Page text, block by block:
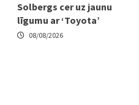
Solbergs cer uz jaunu
līgumu ar ‘Toyota’
08/08/2026